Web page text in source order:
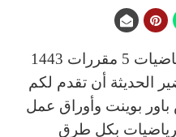
تحضير فواز الحربي مادة الرياضيات 5 مقررات 1443
الحديثة أن تقدم لكم
باور بوينت وأوراق عمل
بكل طرق